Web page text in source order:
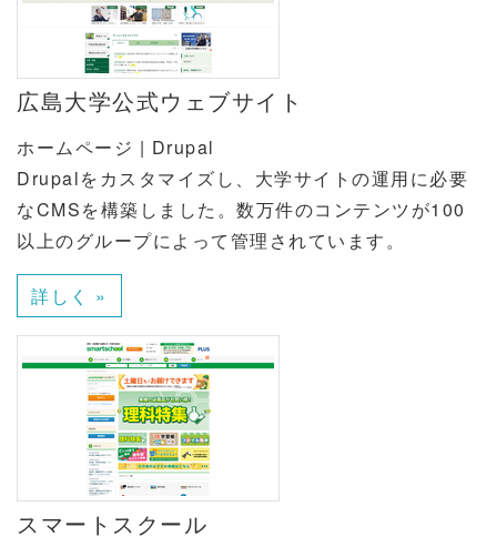
広島大学公式ウェブサイト
ホームページ | Drupal
Drupalをカスタマイズし、大学サイトの運用に必要
なCMSを構築しました。数万件のコンテンツが100
以上のグループによって管理されています。
詳しく »
スマートスクール